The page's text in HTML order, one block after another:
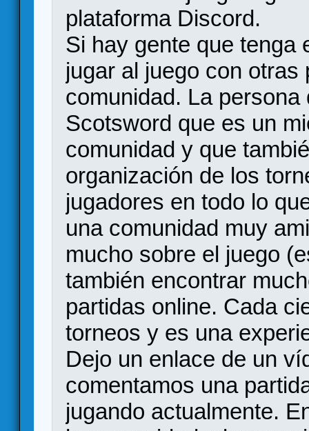
plataforma Discord.
Si hay gente que tenga
jugar al juego con
comunidad. La
Scotsword que es un
comunidad y que
organización de los
jugadores en todo lo
una comunidad muy
mucho sobre el juego
también encontrar
partidas online. Cada
torneos y es una
Dejo un enlace de un
comentamos una
jugando actualmente.